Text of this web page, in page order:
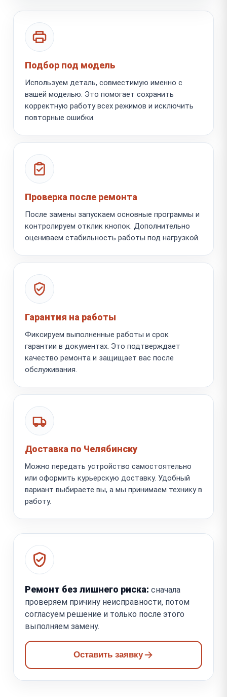
Подбор под модель
Используем деталь, совместимую именно с
вашей моделью. Это помогает сохранить
корректную работу всех режимов и исключить
повторные ошибки.
Проверка после ремонта
После замены запускаем основные программы и
контролируем отклик кнопок. Дополнительно
оцениваем стабильность работы под нагрузкой.
Гарантия на работы
Фиксируем выполненные работы и срок
гарантии в документах. Это подтверждает
качество ремонта и защищает вас после
обслуживания.
Доставка по Челябинску
Можно передать устройство самостоятельно
или оформить курьерскую доставку. Удобный
вариант выбираете вы, а мы принимаем технику в
работу.
Ремонт без лишнего риска: сначала
проверяем причину неисправности, потом
согласуем решение и только после этого
выполняем замену.
Оставить заявку